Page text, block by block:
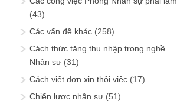
(43)
Các vấn đề khác (258)
Cách thức tăng thu nhập trong nghề
Nhân sự (31)
Cách viết đơn xin thôi việc (17)
Chiến lược nhân sự (51)